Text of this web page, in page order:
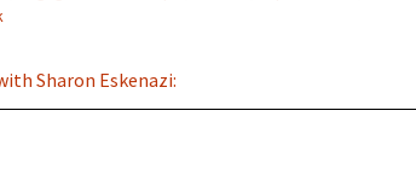
Sharon Eskenazi: